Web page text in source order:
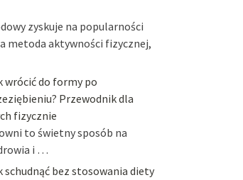
zyskuje na popularności
metoda aktywności fizycznej,
wrócić do formy po
Przewodnik dla
fizycznie
to świetny sposób na
i …
schudnąć bez stosowania diety